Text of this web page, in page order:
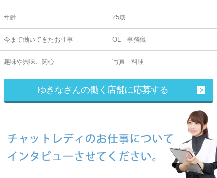
年齢 25歳
今まで働いてきたお仕事 OL 事務職
趣味や興味、関心 写真 料理
ゆきなさんの働く店舗に応募する